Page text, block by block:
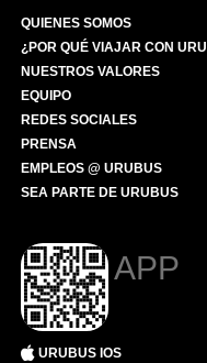
QUIENES SOMOS
¿POR QUÉ VIAJAR CON
NUESTROS VALORES
EQUIPO
REDES SOCIALES
PRENSA
EMPLEOS @ URUBUS
SEA PARTE DE URUBUS
APP
URUBUS IOS